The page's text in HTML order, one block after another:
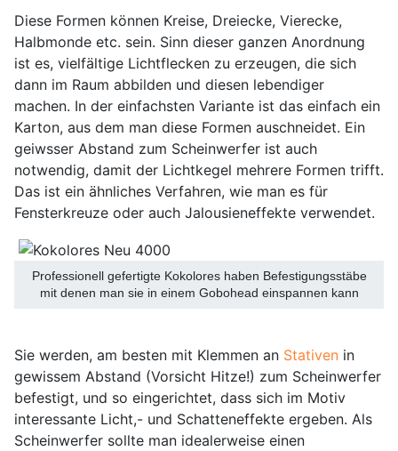
Diese Formen können Kreise, Dreiecke, Vierecke,
Halbmonde etc. sein. Sinn dieser ganzen Anordnung
ist es, vielfältige Lichtflecken zu erzeugen, die sich
dann im Raum abbilden und diesen lebendiger
machen. In der einfachsten Variante ist das einfach ein
Karton, aus dem man diese Formen auschneidet. Ein
geiwsser Abstand zum Scheinwerfer ist auch
notwendig, damit der Lichtkegel mehrere Formen trifft.
Das ist ein ähnliches Verfahren, wie man es für
Fensterkreuze oder auch Jalousieneffekte verwendet.
Professionell gefertigte Kokolores haben Befestigungsstäbe
mit denen man sie in einem Gobohead einspannen kann
Sie werden, am besten mit Klemmen an Stativen in
gewissem Abstand (Vorsicht Hitze!) zum Scheinwerfer
befestigt, und so eingerichtet, dass sich im Motiv
interessante Licht,- und Schatteneffekte ergeben. Als
Scheinwerfer sollte man idealerweise einen